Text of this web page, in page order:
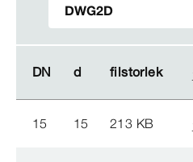
DN d filstorlek
DN d filstorlek
15 15 213 KB